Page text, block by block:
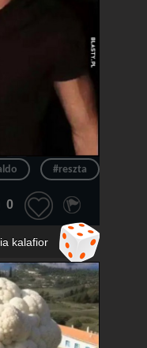
#reszta
0
kalafior